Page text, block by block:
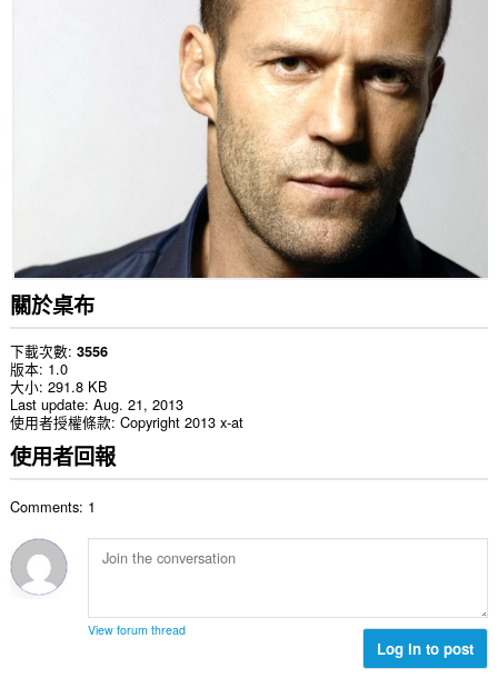
關於桌布
下載次數 3556
版本 1.0
大小 291.8 KB
Last update Aug. 21, 2013
使用者授權條款 Copyright 2013 x-at
使用者回報
Comments: 1
View forum thread
Log in to post